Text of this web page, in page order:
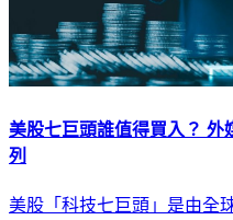
美股七巨頭誰值得買入？
列
美股「科技七巨頭」是由全